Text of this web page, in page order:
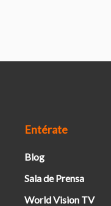
Entérate
Blog
Sala de Prensa
World Vision TV